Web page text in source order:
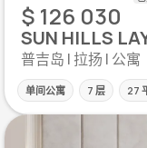
$ 126 030
SUN HILLS
普吉岛 | 拉扬 | 公寓
单间公寓 7 层 27